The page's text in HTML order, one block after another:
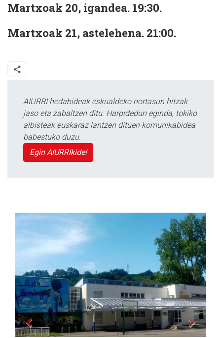
Martxoak 20, igandea. 19:30.
Martxoak 21, astelehena. 21:00.
AIURRI hedabideak eskualdeko nortasun hitzak
jaso eta zabaltzen ditu. Harpidedun eginda, tokiko
albisteak euskaraz lantzen dituen komunikabidea
babestuko duzu.
Egin AIURRIkide!
Previous Next